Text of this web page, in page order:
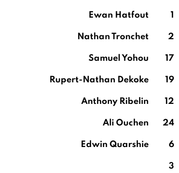
Ewan Hatfout 1
Nathan Tronchet 2
Samuel Yohou 17
Rupert-Nathan Dekoke 19
Anthony Ribelin 12
Ali Ouchen 24
Edwin Quarshie 6
3